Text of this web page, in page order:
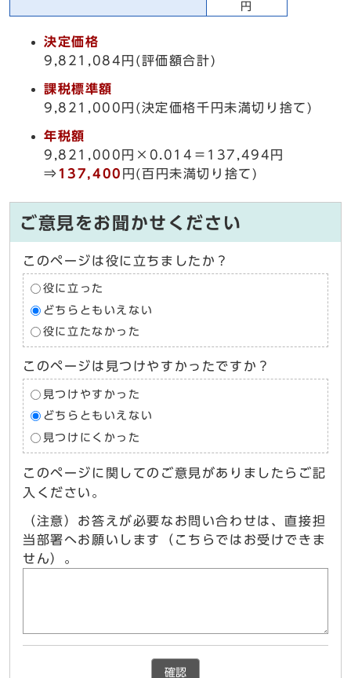
円
決定価格
9,821,084円(評価額合計)
課税標準額
9,821,000円(決定価格千円未満切り捨て)
年税額
9,821,000円×0.014＝137,494円
⇒ 137,400 円(百円未満切り捨て)
ご意見をお聞かせください
このページは役に立ちましたか？
役に立った
どちらともいえない
役に立たなかった
このページは見つけやすかったですか？
見つけやすかった
どちらともいえない
見つけにくかった
このページに関してのご意見がありましたらご記
入ください。
（注意）お答えが必要なお問い合わせは、直接担
当部署へお願いします（こちらではお受けできま
せん）。
確認